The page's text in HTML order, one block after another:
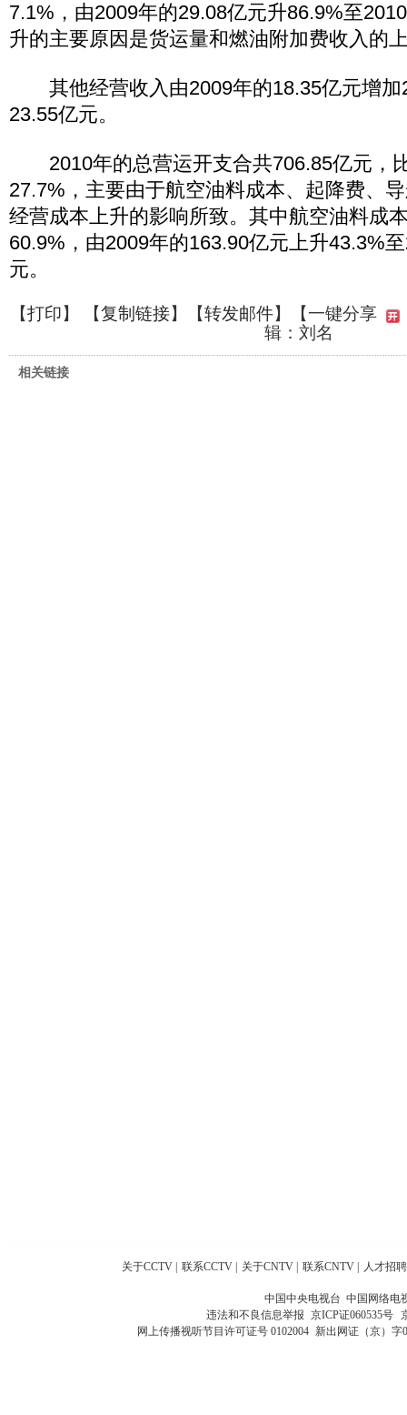
7.1%，由2009年的29.08亿元升86.9%至
升的主要原因是货运量和燃油附加费收入的
其他经营收入由2009年的18.35亿元增加
23.55亿元。
2010年的总营运开支合共706.85亿元，
27.7%，主要由于航空油料成本、起降费、
经营成本上升的影响所致。其中航空油料成
60.9%，由2009年的163.90亿元上升43.3%
元。
【打印】 【复制链接】【转发邮件】
【一键分享
辑：刘名
相关链接
关于CCTV 联系CCTV 关于CNTV 联系CNTV 人才招聘
中国中央电视台 中国网络电
违法和不良信息举报 京ICP证060535号
网上传播视听节目许可证号 0102004 新出网证（京）